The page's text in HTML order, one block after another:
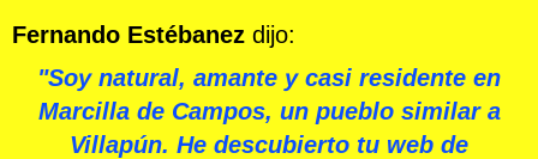
Fernando Estébanez dijo:
"Soy natural, amante y casi residente en
Marcilla de Campos, un pueblo similar a
Villapún. He descubierto tu web de